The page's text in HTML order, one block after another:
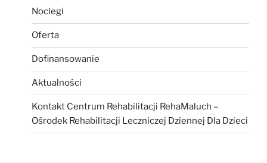
Noclegi
Oferta
Dofinansowanie
Aktualności
Kontakt Centrum Rehabilitacji RehaMaluch –
Ośrodek Rehabilitacji Leczniczej Dziennej Dla Dzieci